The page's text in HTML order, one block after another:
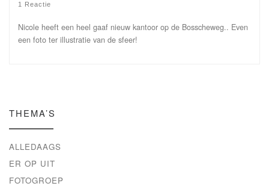
1 Reactie
Nicole heeft een heel gaaf nieuw kantoor op de Bosscheweg.. Even
een foto ter illustratie van de sfeer!
THEMA’S
ALLEDAAGS
ER OP UIT
FOTOGROEP